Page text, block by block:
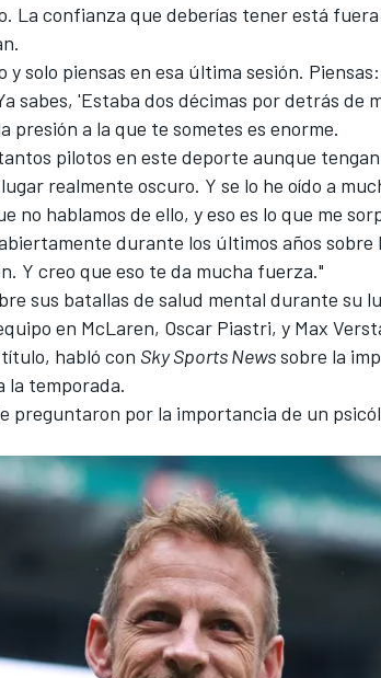
La confianza que deberías tener está
y solo piensas en esa última sesión.
sabes, 'Estaba dos décimas por detrás de
presión a la que te sometes es enorme.
pilotos en este deporte aunque
realmente oscuro. Y se lo he oído a
no hablamos de ello, y eso es lo que me
durante los últimos años sobre
Y creo que eso te da mucha fuerza."
sus batallas de salud mental durante su
en McLaren, Oscar Piastri, y Max
habló con Sky Sports Newssobre la
la temporada.
preguntaron por la importancia de un